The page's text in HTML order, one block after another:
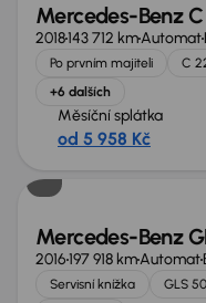
Mercedes-Benz
2018143 712 kmAutomat
Po prvním majiteli C
+6 dalších
Měsíční splátka
od 5 958 Kč
Mercedes-Benz
2016197 918 kmAutomat
Servisní knížka GLS